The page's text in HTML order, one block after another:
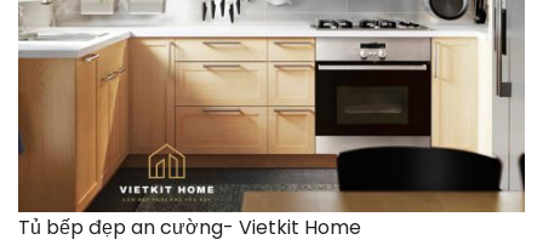
Tủ bếp đẹp an cường- Vietkit Home